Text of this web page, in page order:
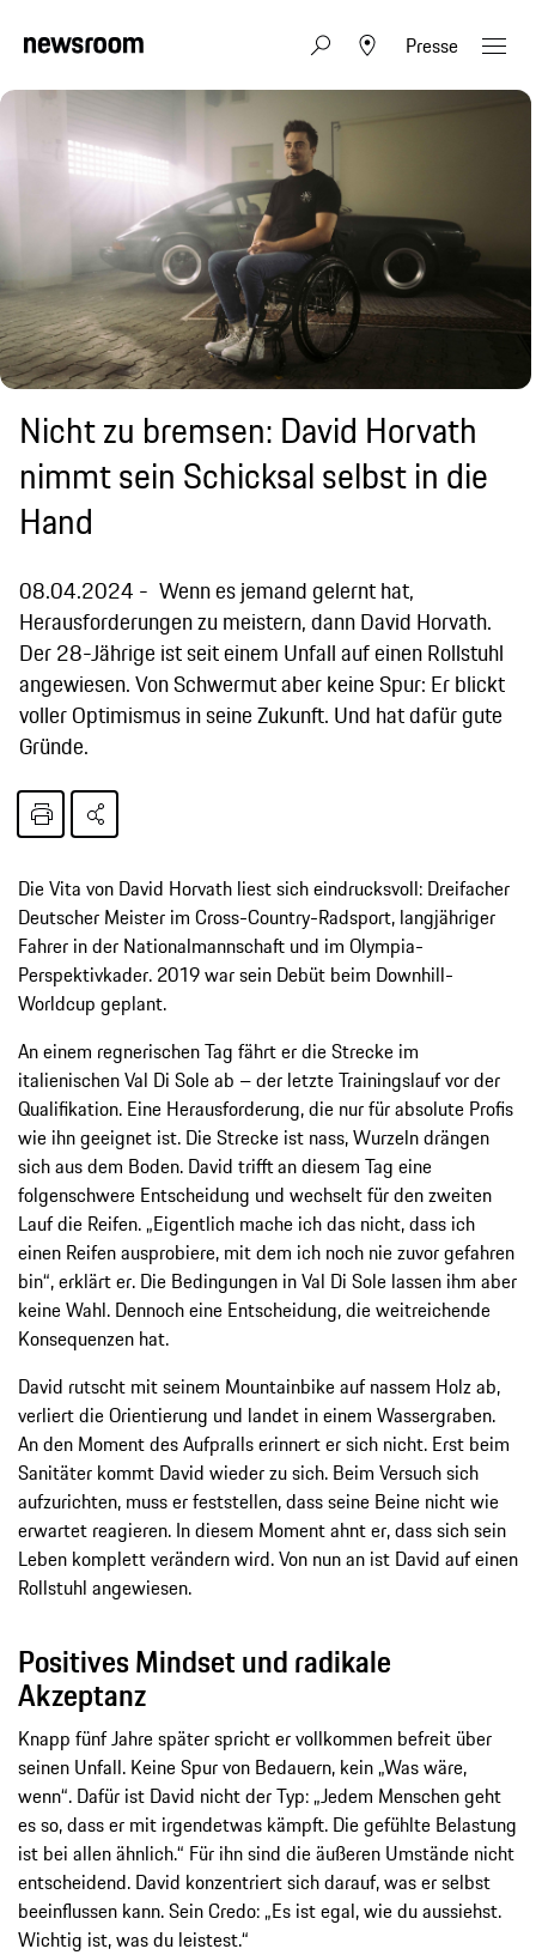
Presse
Nicht zu bremsen: David Horvath
nimmt sein Schicksal selbst in die
Hand
08.04.2024
Wenn es jemand gelernt hat,
Herausforderungen zu meistern, dann David Horvath.
Der 28-Jährige ist seit einem Unfall auf einen Rollstuhl
angewiesen. Von Schwermut aber keine Spur: Er blickt
voller Optimismus in seine Zukunft. Und hat dafür gute
Gründe.
Die Vita von David Horvath liest sich eindrucksvoll: Dreifacher
Deutscher Meister im Cross-Country-Radsport, langjähriger
Fahrer in der Nationalmannschaft und im Olympia-
Perspektivkader. 2019 war sein Debüt beim Downhill-
Worldcup geplant.
An einem regnerischen Tag fährt er die Strecke im
italienischen Val Di Sole ab – der letzte Trainingslauf vor der
Qualifikation. Eine Herausforderung, die nur für absolute Profis
wie ihn geeignet ist. Die Strecke ist nass, Wurzeln drängen
sich aus dem Boden. David trifft an diesem Tag eine
folgenschwere Entscheidung und wechselt für den zweiten
Lauf die Reifen. „Eigentlich mache ich das nicht, dass ich
einen Reifen ausprobiere, mit dem ich noch nie zuvor gefahren
bin“, erklärt er. Die Bedingungen in Val Di Sole lassen ihm aber
keine Wahl. Dennoch eine Entscheidung, die weitreichende
Konsequenzen hat.
David rutscht mit seinem Mountainbike auf nassem Holz ab,
verliert die Orientierung und landet in einem Wassergraben.
An den Moment des Aufpralls erinnert er sich nicht. Erst beim
Sanitäter kommt David wieder zu sich. Beim Versuch sich
aufzurichten, muss er feststellen, dass seine Beine nicht wie
erwartet reagieren. In diesem Moment ahnt er, dass sich sein
Leben komplett verändern wird. Von nun an ist David auf einen
Rollstuhl angewiesen.
Positives Mindset und radikale
Akzeptanz
Knapp fünf Jahre später spricht er vollkommen befreit über
seinen Unfall. Keine Spur von Bedauern, kein „Was wäre,
wenn“. Dafür ist David nicht der Typ: „Jedem Menschen geht
es so, dass er mit irgendetwas kämpft. Die gefühlte Belastung
ist bei allen ähnlich.“ Für ihn sind die äußeren Umstände nicht
entscheidend. David konzentriert sich darauf, was er selbst
beeinflussen kann. Sein Credo: „Es ist egal, wie du aussiehst.
Wichtig ist, was du leistest.“